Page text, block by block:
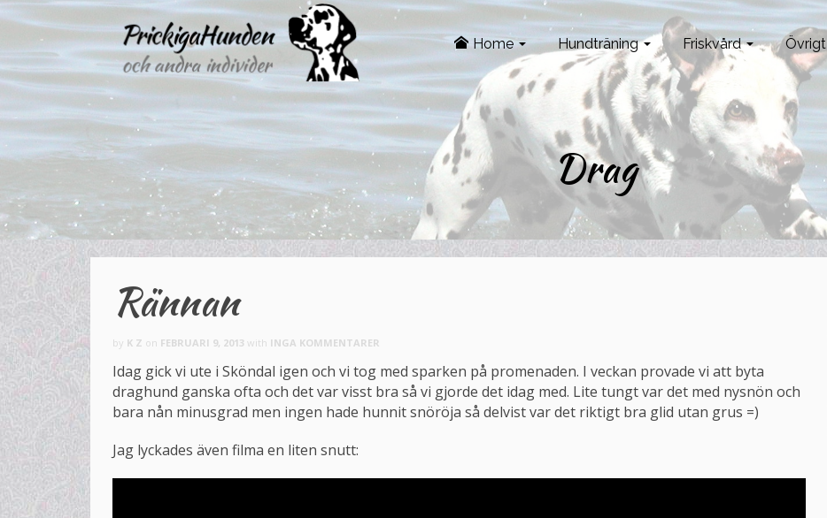
Home Hundträning Friskvård Övrigt
Drag
Rännan
by K Z on FEBRUARI 9, 2013 with INGA KOMMENTARER
Idag gick vi ute i Sköndal igen och vi tog med sparken på promenaden. I veckan provade vi att byta
draghund ganska ofta och det var visst bra så vi gjorde det idag med. Lite tungt var det med nysnön och
bara nån minusgrad men ingen hade hunnit snöröja så delvist var det riktigt bra glid utan grus =)
Jag lyckades även filma en liten snutt: